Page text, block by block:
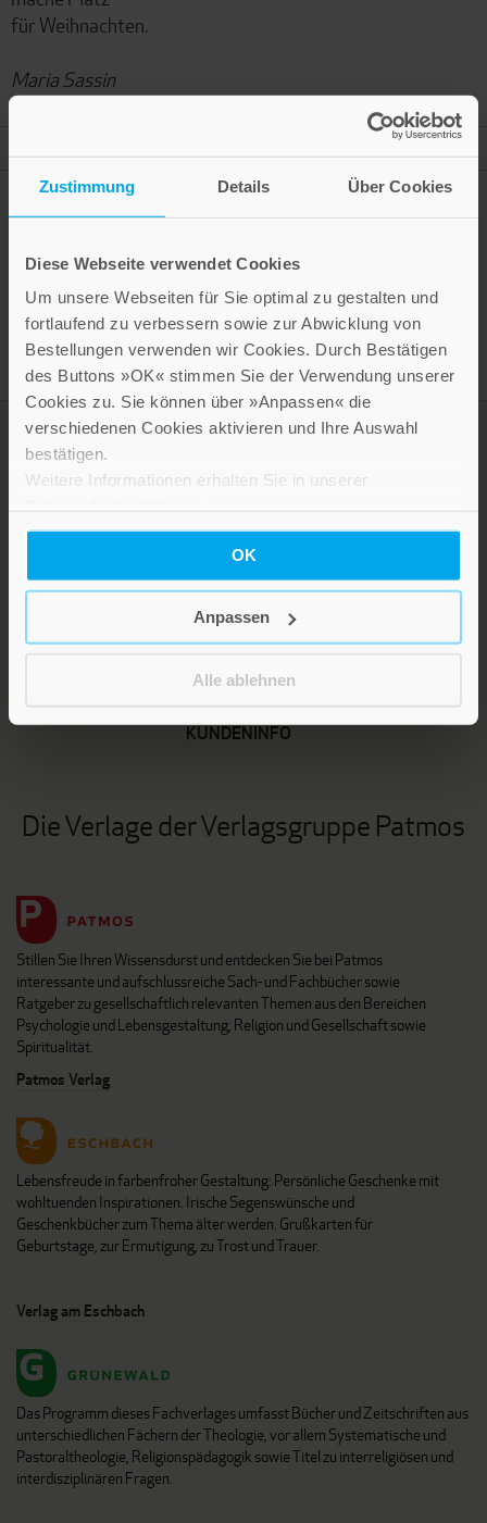
Zustimmung Details Über Cookies
Diese Webseite verwendet Cookies
Um unsere Webseiten für Sie optimal zu gestalten und
fortlaufend zu verbessern sowie zur Abwicklung von
Bestellungen verwenden wir Cookies. Durch Bestätigen
des Buttons »OK« stimmen Sie der Verwendung unserer
Cookies zu. Sie können über »Anpassen« die
verschiedenen Cookies aktivieren und Ihre Auswahl
bestätigen.
Weitere Informationen erhalten Sie in unserer
OK
Anpassen
Alle ablehnen
für Weihnachten.
Maria Sassin
Presseinformation drucken
LEBE GUT MAGAZIN
KUNDENINFO
Die Verlage der Verlagsgruppe Patmos
Stillen Sie Ihren Wissensdurst und entdecken Sie bei Patmos
interessante und aufschlussreiche Sach- und Fachbücher sowie
Ratgeber zu gesellschaftlich relevanten Themen aus den Bereichen
Psychologie und Lebensgestaltung, Religion und Gesellschaft sowie
Spiritualität.
Patmos Verlag
Lebensfreude in farbenfroher Gestaltung: Persönliche Geschenke mit
wohltuenden Inspirationen. Irische Segenswünsche und
Geschenkbücher zum Thema älter werden. Grußkarten für
Geburtstage, zur Ermutigung, zu Trost und Trauer.
Verlag am Eschbach
Das Programm dieses Fachverlages umfasst Bücher und Zeitschriften aus
unterschiedlichen Fächern der Theologie, vor allem Systematische und
Pastoraltheologie, Religionspädagogik sowie Titel zu interreligiösen und
interdisziplinären Fragen.